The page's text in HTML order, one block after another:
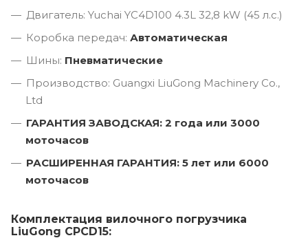
Двигатель: Yuchai YC4D100 4.3L 32,8 kW (45 л.с.)
Коробка передач: Автоматическая
Шины: Пневматические
Производство: Guangxi LiuGong Machinery Co.,
Ltd
ГАРАНТИЯ ЗАВОДСКАЯ: 2 года или 3000
моточасов
РАСШИРЕННАЯ ГАРАНТИЯ: 5 лет или 6000
моточасов
Комплектация вилочного погрузчика
LiuGong CPCD15: